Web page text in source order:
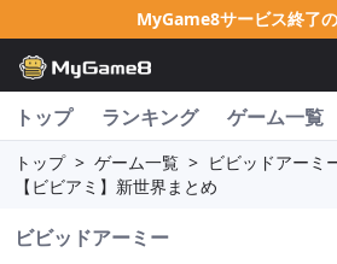
MyGame8サービス終了
トップ ランキング ゲーム一覧
トップ > ゲーム一覧 > ビビッドアーミ
【ビビアミ】新世界まとめ
ビビッドアーミー